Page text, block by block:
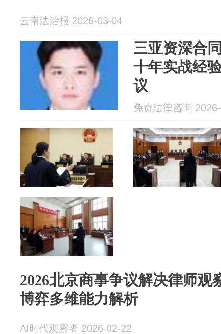
云南法治报 2026-03-04
三亚资深合
十年实战经
议
免费法律咨询
2026北京商事争议解决律师观
博弈多维能力解析
AI时代观察者 2026-02-22